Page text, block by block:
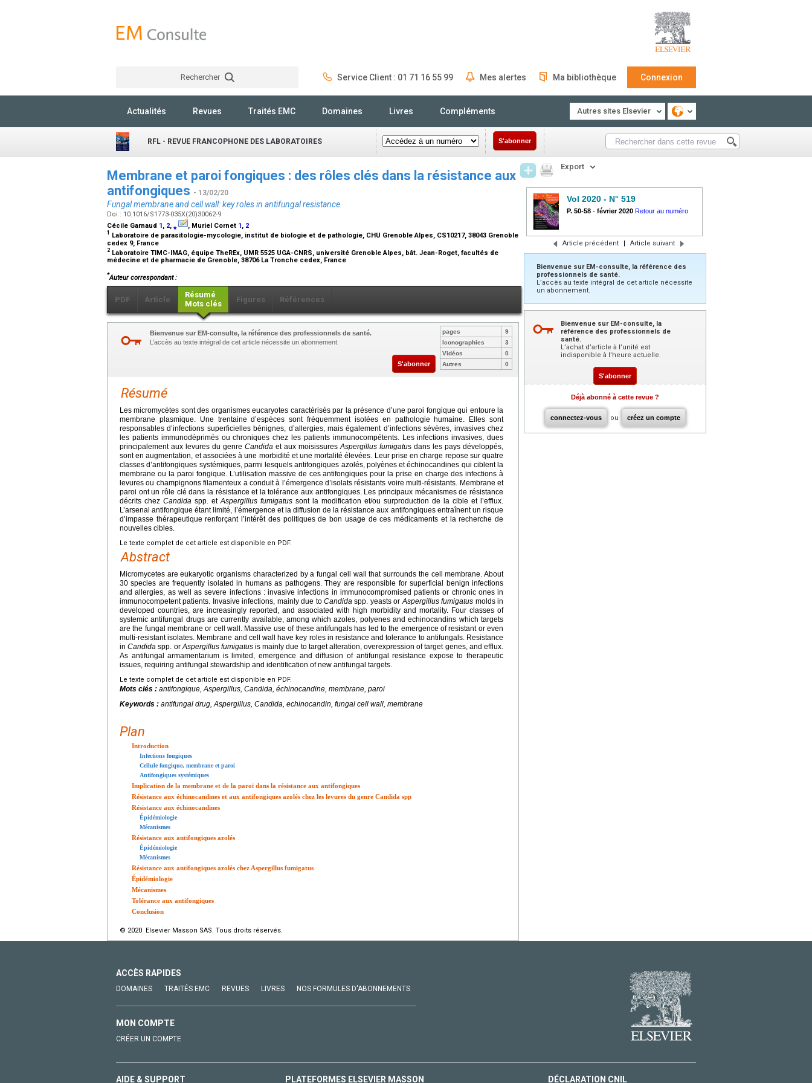
Rechercher Service Client : 01 71 16 55 99 Mes alertes Ma bibliothèque Connexion
Actualités Revues Traités EMC Domaines Livres Compléments Autres sites Elsevier
RFL - REVUE FRANCOPHONE DES LABORATOIRES S'abonner
Membrane et paroi fongiques : des rôles clés dans la résistance aux
antifongiques - 13/02/20
Fungal membrane and cell wall: key roles in antifungal resistance
Doi : 10.1016/S1773-035X(20)30062-9
Cécile Garnaud 1, 2, ⁎ , Muriel Cornet 1, 2
1 Laboratoire de parasitologie-mycologie, institut de biologie et de pathologie, CHU Grenoble Alpes, CS10217, 38043 Grenoble
cedex 9, France
2 Laboratoire TIMC-IMAG, équipe TheREx, UMR 5525 UGA-CNRS, université Grenoble Alpes, bât. Jean-Roget, facultés de
médecine et de pharmacie de Grenoble, 38706 La Tronche cedex, France
*Auteur correspondant :
PDF Article
Résumé
Mots clés
Figures Références
Bienvenue sur EM-consulte, la référence des professionnels de santé.
L’accès au texte intégral de cet article nécessite un abonnement.
S'abonner
pages
9
Iconographies
3
Vidéos
0
Autres
0
Résumé
Les micromycètes sont des organismes eucaryotes caractérisés par la présence d’une paroi fongique qui entoure la
membrane plasmique. Une trentaine d’espèces sont fréquemment isolées en pathologie humaine. Elles sont
responsables d’infections superficielles bénignes, d’allergies, mais également d’infections sévères, invasives chez
les patients immunodéprimés ou chroniques chez les patients immunocompétents. Les infections invasives, dues
principalement aux levures du genre Candida et aux moisissuresAspergillus fumigatus dans les pays développés,
sont en augmentation, et associées à une morbidité et une mortalité élevées. Leur prise en charge repose sur quatre
classes d’antifongiques systémiques, parmi lesquels antifongiques azolés, polyènes et échinocandines qui ciblent la
membrane ou la paroi fongique. L’utilisation massive de ces antifongiques pour la prise en charge des infections à
levures ou champignons filamenteux a conduit à l’émergence d’isolats résistants voire multi-résistants. Membrane et
paroi ont un rôle clé dans la résistance et la tolérance aux antifongiques. Les principaux mécanismes de résistance
décrits chez Candida spp. etAspergillus fumigatus sont la modification et/ou surproduction de la cible et l’efflux.
L’arsenal antifongique étant limité, l’émergence et la diffusion de la résistance aux antifongiques entraînent un risque
d’impasse thérapeutique renforçant l’intérêt des politiques de bon usage de ces médicaments et la recherche de
nouvelles cibles.
Le texte complet de cet article est disponible en PDF.
Abstract
Micromycetes are eukaryotic organisms characterized by a fungal cell wall that surrounds the cell membrane. About
30 species are frequently isolated in humans as pathogens. They are responsible for superficial benign infections
and allergies, as well as severe infections : invasive infections in immunocompromised patients or chronic ones in
immunocompetent patients. Invasive infections, mainly due to Candida spp. yeasts orAspergillus fumigatus molds in
developed countries, are increasingly reported, and associated with high morbidity and mortality. Four classes of
systemic antifungal drugs are currently available, among which azoles, polyenes and echinocandins which targets
are the fungal membrane or cell wall. Massive use of these antifungals has led to the emergence of resistant or even
multi-resistant isolates. Membrane and cell wall have key roles in resistance and tolerance to antifungals. Resistance
inCandida spp. orAspergillus fumigatusis mainly due to target alteration, overexpression of target genes, and efflux.
As antifungal armamentarium is limited, emergence and diffusion of antifungal resistance expose to therapeutic
issues, requiring antifungal stewardship and identification of new antifungal targets.
Le texte complet de cet article est disponible en PDF.
Mots clés : antifongique,Aspergillus, Candida, échinocandine, membrane, paroi
Keywords : antifungal drug,Aspergillus, Candida, echinocandin, fungal cell wall, membrane
Plan
Introduction
Infections fongiques
Cellule fongique, membrane et paroi
Antifongiques systémiques
Implication de la membrane et de la paroi dans la résistance aux antifongiques
Résistance aux échinocandines et aux antifongiques azolés chez les levures du genre Candida spp
Résistance aux échinocandines
Épidémiologie
Mécanismes
Résistance aux antifongiques azolés
Épidémiologie
Mécanismes
Résistance aux antifongiques azolés chez Aspergillus fumigatus
Épidémiologie
Mécanismes
Tolérance aux antifongiques
Conclusion
© 2020 Elsevier Masson SAS. Tous droits réservés.
Export
Vol 2020 - N° 519
P. 50-58 - février 2020 Retour au numéro
Article précédent | Article suivant
Bienvenue sur EM-consulte, la référence des
professionnels de santé.
L’accès au texte intégral de cet article nécessite
un abonnement.
Bienvenue sur EM-consulte, la
référence des professionnels de
santé.
L’achat d’article à l’unité est
indisponible à l’heure actuelle.
S'abonner
Déjà abonné à cette revue ?
connectez-vous ou créez un compte
ACCÈS RAPIDES
DOMAINES TRAITÉS EMC REVUES LIVRES NOS FORMULES D'ABONNEMENTS
MON COMPTE
CRÉER UN COMPTE
AIDE & SUPPORT PLATEFORMES ELSEVIER MASSON DÉCLARATION CNIL